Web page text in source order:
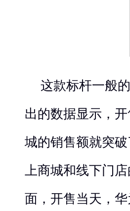
这款标杆一般
出的数据显示，开
城的销售额就突破
上商城和线下门
面，开售当天 ，